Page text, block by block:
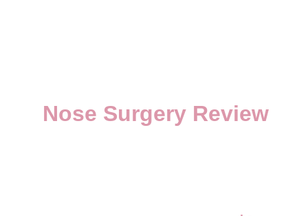
Nose Surgery Review